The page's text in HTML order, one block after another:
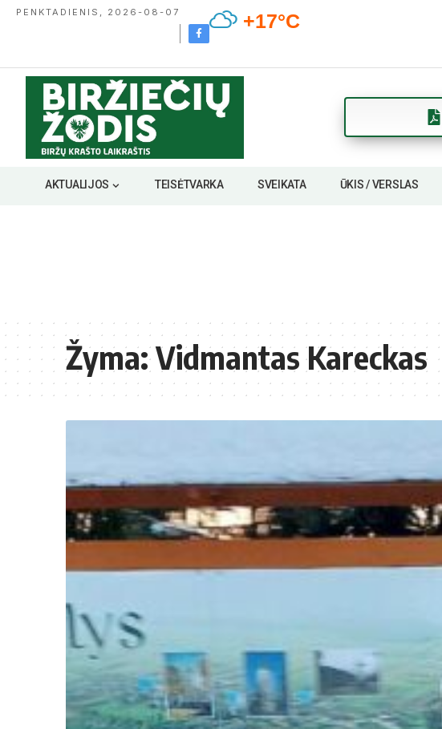
PENKTADIENIS, 2026-08-07 +17°C
AKTUALIJOS TEISĖTVARKA SVEIKATA ŪKIS / VERSLAS
Žyma:Vidmantas Kareckas